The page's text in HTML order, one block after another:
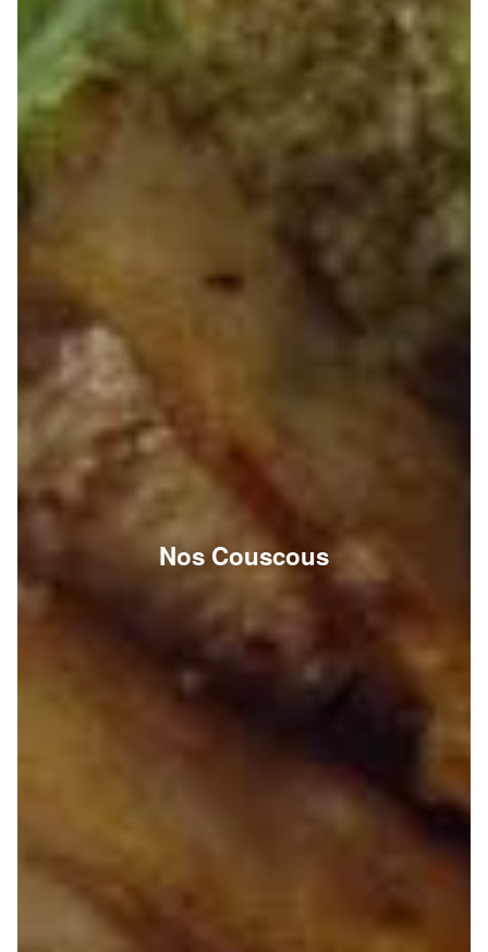
Nos Couscous